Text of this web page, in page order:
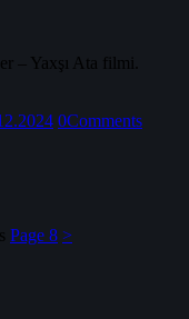
– Yaxşı Ata filmi.
0Comments
Page 8 >